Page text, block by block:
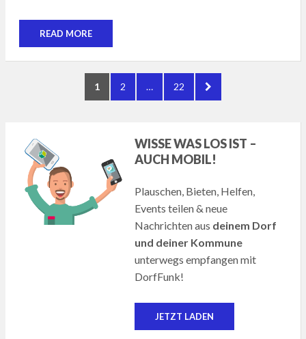
READ MORE
Seitennummerierung
PAGE
1 PAGE
2 … PAGE
22
NEXT
PAGE
WISSE WAS LOS IST –
AUCH MOBIL!
Plauschen, Bieten, Helfen,
Events teilen & neue
Nachrichten aus deinem Dorf
und deiner Kommune
unterwegs empfangen mit
DorfFunk!
JETZT LADEN